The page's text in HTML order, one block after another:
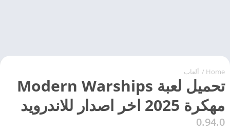
Home
/ ألعاب
تحميل لعبة Modern Warships
مهكرة 2025 اخر اصدار للاندرويد
0.94.0